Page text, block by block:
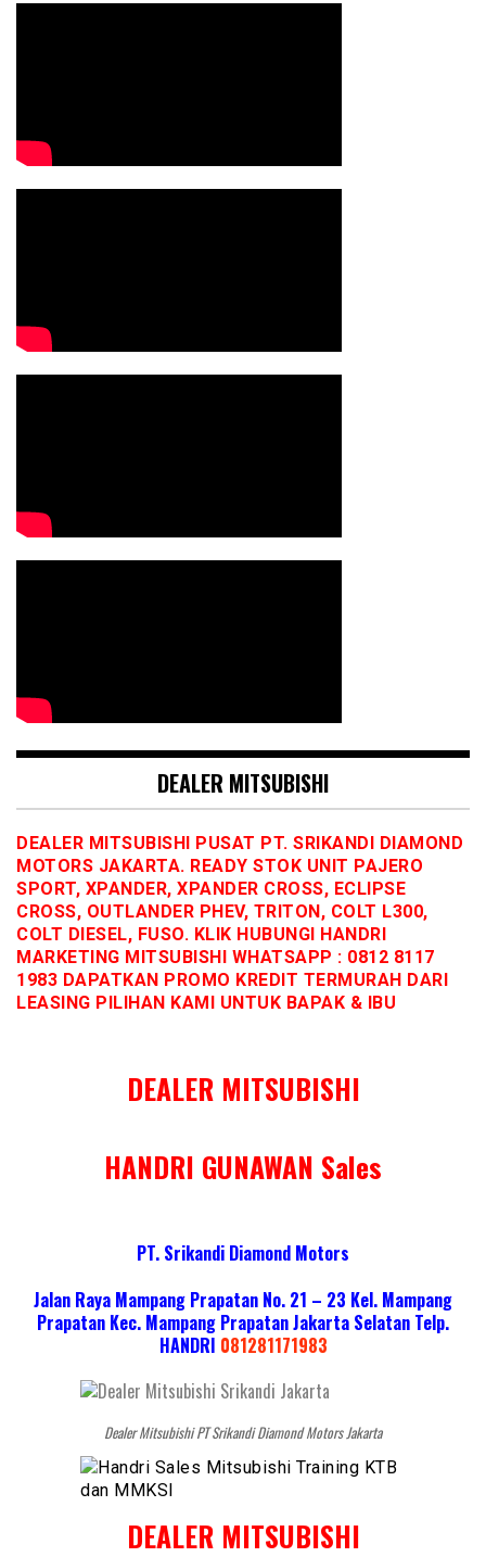
DEALER MITSUBISHI
DEALER MITSUBISHI PUSAT PT. SRIKANDI DIAMOND
MOTORS JAKARTA. READY STOK UNIT PAJERO
SPORT, XPANDER, XPANDER CROSS, ECLIPSE
CROSS, OUTLANDER PHEV, TRITON, COLT L300,
COLT DIESEL, FUSO. KLIK HUBUNGI HANDRI
MARKETING MITSUBISHI WHATSAPP : 0812 8117
1983 DAPATKAN PROMO KREDIT TERMURAH DARI
LEASING PILIHAN KAMI UNTUK BAPAK & IBU
DEALER MITSUBISHI
HANDRI GUNAWAN Sales
PT. Srikandi Diamond Motors
Jalan Raya Mampang Prapatan No. 21 – 23 Kel. Mampang
Prapatan Kec. Mampang Prapatan Jakarta Selatan Telp.
HANDRI 081281171983
Dealer Mitsubishi PT Srikandi Diamond Motors Jakarta
DEALER MITSUBISHI